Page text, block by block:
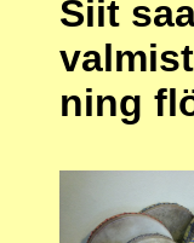
Siit
ning